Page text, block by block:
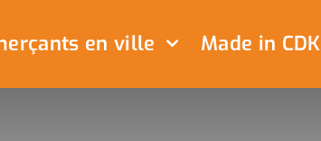
en ville Made in CDK